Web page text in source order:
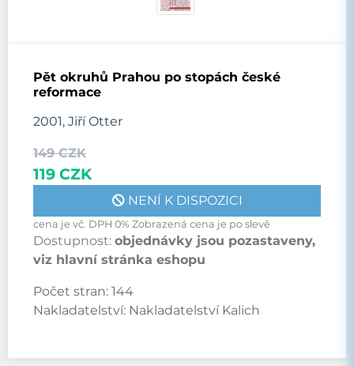
Pět okruhů Prahou po stopách české
reformace
2001, Jiří Otter
149 CZK
119 CZK
NENÍ K DISPOZICI
cena je vč. DPH 0% Zobrazená cena je po slevě
Dostupnost: objednávky jsou pozastaveny,
viz hlavní stránka eshopu
Počet stran: 144
Nakladatelství: Nakladatelství Kalich